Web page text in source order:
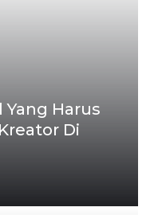
Yang Harus
Di